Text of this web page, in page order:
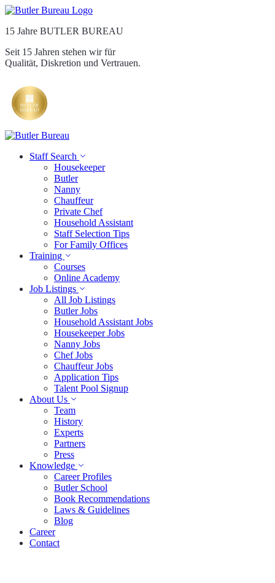
15 Jahre BUTLER BUREAU
Seit 15 Jahren stehen wir für
Qualität, Diskretion und Vertrauen.
Staff Search
Housekeeper
Butler
Nanny
Chauffeur
Private Chef
Household Assistant
Staff Selection Tips
For Family Offices
Training
Courses
Online Academy
Job Listings
All Job Listings
Butler Jobs
Household Assistant Jobs
Housekeeper Jobs
Nanny Jobs
Chef Jobs
Chauffeur Jobs
Application Tips
Talent Pool Signup
About Us
Team
History
Experts
Partners
Press
Knowledge
Career Profiles
Butler School
Book Recommendations
Laws & Guidelines
Blog
Career
Contact